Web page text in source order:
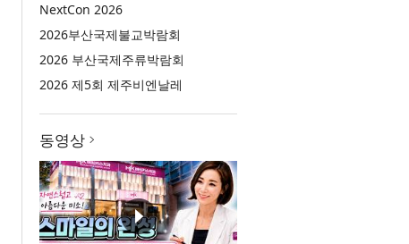
NextCon 2026
2026부산국제불교박람회
2026 부산국제주류박람회
2026 제5회 제주비엔날레
동영상